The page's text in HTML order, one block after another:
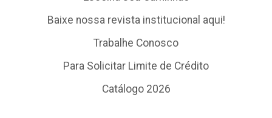
Baixe nossa revista institucional aqui!
Trabalhe Conosco
Para Solicitar Limite de Crédito
Catálogo 2026